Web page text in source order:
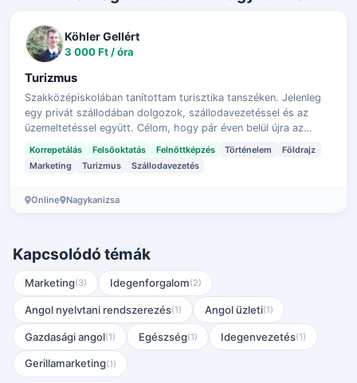
Köhler Gellért
3 000 Ft / óra
Turizmus
Szakközépiskolában tanítottam turisztika tanszéken. Jelenleg
egy privát szállodában dolgozok, szállodavezetéssel és az
üzemeltetéssel együtt. Célom, hogy pár éven belül újra az
Korrepetálás Felsőoktatás Felnőttképzés Történelem
Földrajz
Marketing
Turizmus Szállodavezetés
Online Nagykanizsa
Kapcsolódó témák
Marketing(3) Idegenforgalom(2)
Angol nyelvtani rendszerezés(1) Angol üzleti(1)
Gazdasági angol(1) Egészség(1) Idegenvezetés(1)
Gerillamarketing(1)